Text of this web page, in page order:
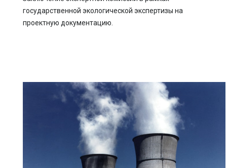
государственной экологической экспертизы на
проектную документацию.